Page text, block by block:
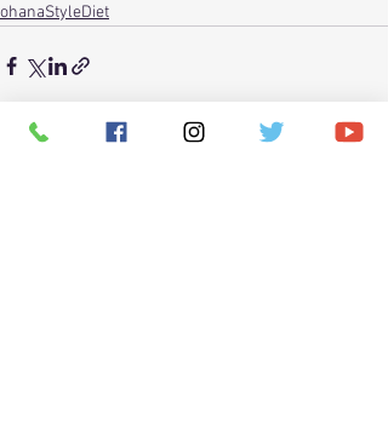
ohanaStyleDiet